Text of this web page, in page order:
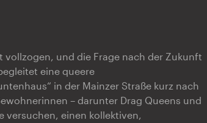
und die Frage nach der Zukunft
eine queere
in der Mainzer Straße kurz nach
– darunter Drag Queens und
versuchen, einen kollektiven,